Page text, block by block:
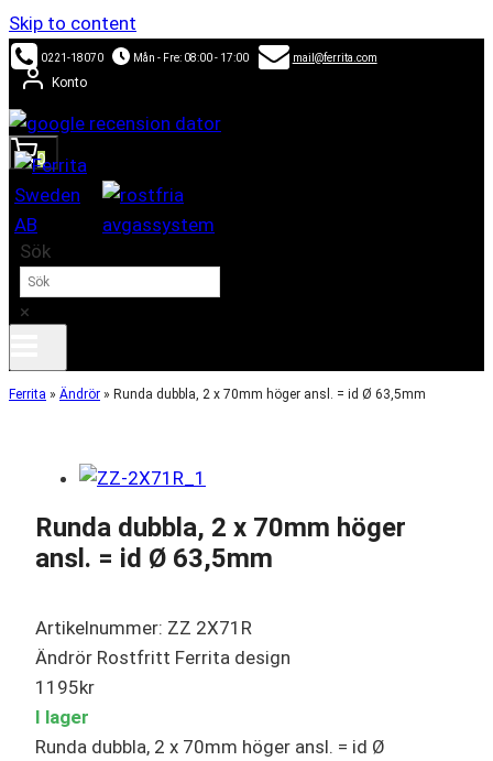
Skip to content
0221-18070 Mån - Fre: 08:00 - 17:00 mail@ferrita.com
Konto
0
Sök
×
Ferrita » Ändrör » Runda dubbla, 2 x 70mm höger ansl. = id Ø 63,5mm
Runda dubbla, 2 x 70mm höger
ansl. = id Ø 63,5mm
Artikelnummer: ZZ 2X71R
Ändrör Rostfritt Ferrita design
1195kr
I lager
Runda dubbla, 2 x 70mm höger ansl. = id Ø